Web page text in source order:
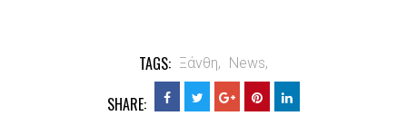
TAGS: Ξάνθη, News,
SHARE: